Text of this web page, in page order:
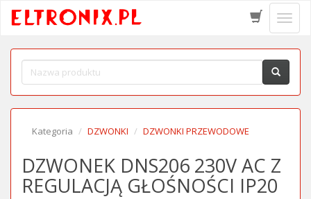
menu
Kategoria DZWONKI DZWONKI PRZEWODOWE
DZWONEK DNS206 230V AC Z
REGULACJĄ GŁOŚNOŚCI IP20